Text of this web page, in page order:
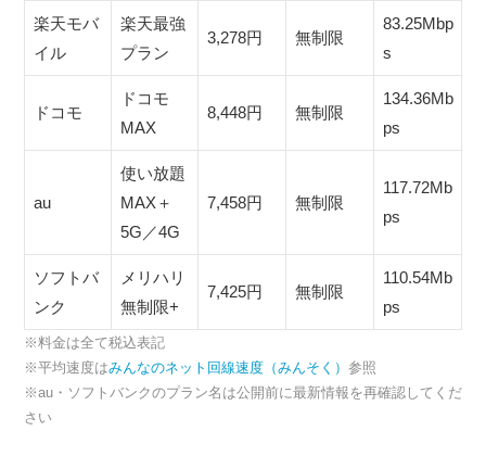
楽天モバ
イル
楽天最強
プラン
3,278円 無制限
83.25Mbp
s
ドコモ
ドコモ
MAX
8,448円 無制限
134.36Mb
ps
au
使い放題
MAX＋
5G／4G
7,458円 無制限
117.72Mb
ps
ソフトバ
ンク
メリハリ
無制限+
7,425円 無制限
110.54Mb
ps
※料金は全て税込表記
※平均速度はみんなのネット回線速度（みんそく） 参照
※au・ソフトバンクのプラン名は公開前に最新情報を再確認してくだ
さい